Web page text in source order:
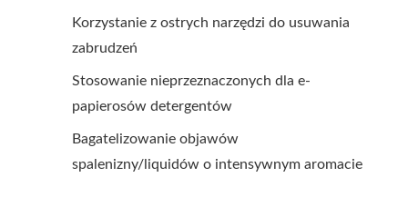
Korzystanie z ostrych narzędzi do usuwania
zabrudzeń
Stosowanie nieprzeznaczonych dla e-
papierosów detergentów
Bagatelizowanie objawów
spalenizny/liquidów o intensywnym aromacie